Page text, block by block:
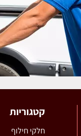
קטגוריות
חלקי חילוף